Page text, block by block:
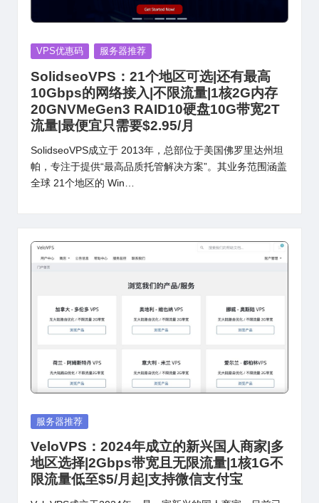
Posted
VPS优惠码 服务器推荐
SolidseoVPS：21个地区可选|还有最高
10Gbps的网络接入|不限流量|1核2G内存
20GNVMeGen3 RAID10硬盘10G带宽2T
流量|最便宜只需要$2.95/月
SolidseoVPS成立于 2013年，总部位于美国佛罗里达州坦
帕，专注于提供“最高品质托管解决方案”。其业务范围涵盖
全球 21个地区的 Win…
Posted
服务器推荐
VeloVPS：2024年成立的新兴国人商家|多
地区选择|2Gbps带宽且无限流量|1核1G不
限流量低至$5/月起|支持微信支付宝